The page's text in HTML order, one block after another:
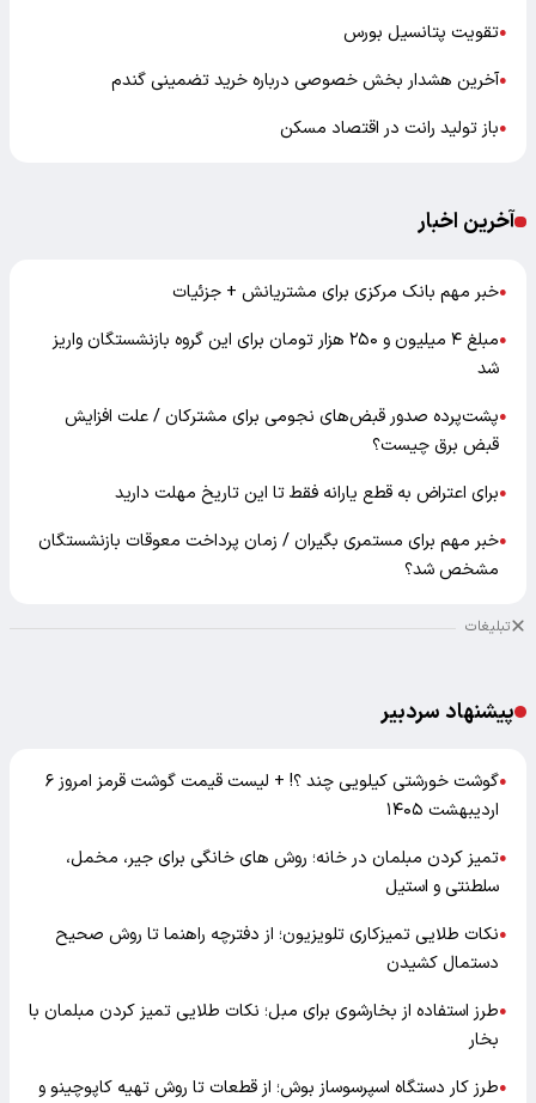
●تقویت پتانسیل بورس
●آخرین هشدار بخش خصوصی درباره خرید تضمینی گندم
●باز تولید رانت در اقتصاد مسکن
آخرین اخبار
●خبر مهم بانک مرکزی برای مشتریانش + جزئیات
●
مبلغ ۴ میلیون و ۲۵۰ هزار تومان برای این گروه بازنشستگان واریز
شد
●پشت‌پرده صدور قبض‌های نجومی برای مشترکان / علت افزایش
قبض برق چیست؟
●برای اعتراض به قطع یارانه فقط تا این تاریخ مهلت دارید
●خبر مهم برای مستمری بگیران / زمان پرداخت معوقات بازنشستگان
مشخص شد؟
تبلیغات
پیشنهاد سردبیر
●
گوشت خورشتی کیلویی چند ؟! + لیست قیمت گوشت قرمز امروز ۶
اردیبهشت ۱۴۰۵
●تمیز کردن مبلمان در خانه؛ روش های خانگی برای جیر، مخمل،
سلطنتی و استیل
●نکات طلایی تمیزکاری تلویزیون؛ از دفترچه راهنما تا روش صحیح
دستمال کشیدن
●طرز استفاده از بخارشوی برای مبل؛ نکات طلایی تمیز کردن مبلمان با
بخار
●طرز کار دستگاه اسپرسوساز بوش؛ از قطعات تا روش تهیه کاپوچینو و